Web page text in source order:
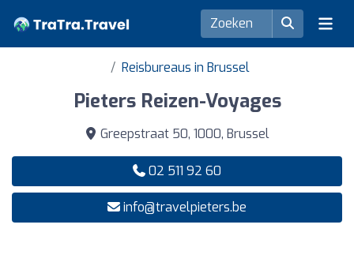
Reisbureaus in Brussel
Pieters Reizen-Voyages
Greepstraat 50, 1000, Brussel
02 511 92 60
info@travelpieters.be